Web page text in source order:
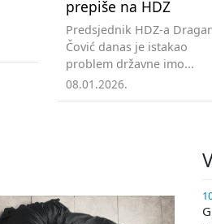
prepiše na HDZ
Predsjednik HDZ-a
Čović danas je istakao
problem državne imo...
08.01.2026.